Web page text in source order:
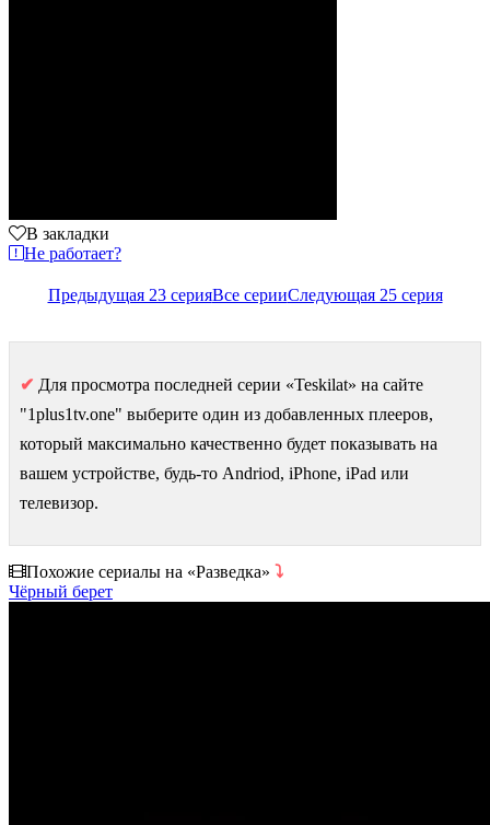
В закладки
Не работает?
Предыдущая 23 серияВсе серииСледующая 25 серия
✔ Для просмотра последней серии «Teskilat» на сайте
"1plus1tv.one" выберите один из добавленных плееров,
который максимально качественно будет показывать на
вашем устройстве, будь-то Andriod, iPhone, iPad или
телевизор.
Похожие сериалы на «Разведка» ⤵
Чёрный берет